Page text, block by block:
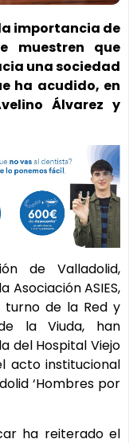
importancia de
muestren que
una sociedad
ha acudido, en
Álvarez y
de Valladolid,
Asociación ASIES,
turno de la Red y
la Viuda, han
del Hospital Viejo
acto institucional
‘Hombres por
ha reiterado el